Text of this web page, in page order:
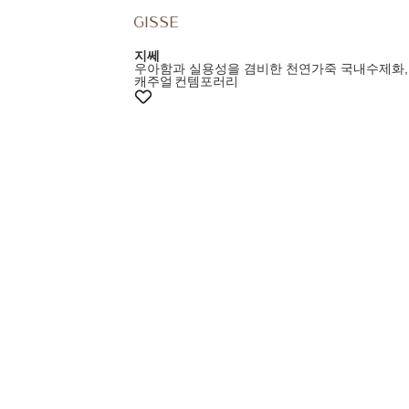
지쎄
우아함과 실용성을 겸비한 천연가죽 국내수제화
캐주얼 컨템포러리